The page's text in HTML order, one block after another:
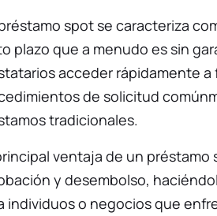
spot se caracteriza
plazo que a menudo es sin
acceder rápidamente
de solicitud
tradicionales.
ventaja de un préstamo
y desembolso,
individuos o negocios que